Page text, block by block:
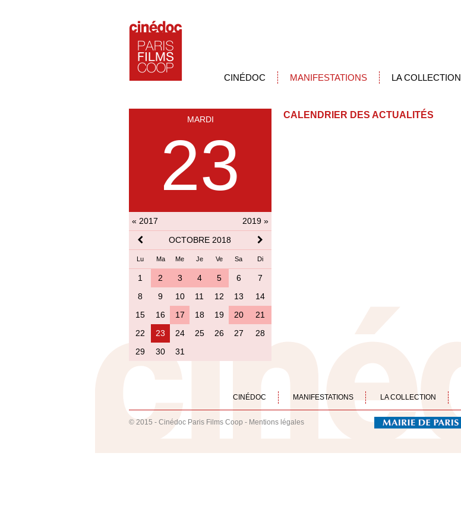
CINÉDOC MANIFESTATIONS LA COLLECTION
MARDI
23
« 2017
2019 »
OCTOBRE 2018
Lu Ma Me Je Ve Sa Di
1 2 3 4 5 6
7
8
9 10 11 12 13
14
15
16 17 18 19 20
21
22
23 24 25 26 27
28
29
30 31
CALENDRIER DES ACTUALITÉS
CINÉDOC MANIFESTATIONS LA COLLECTION
© 2015 - Cinédoc Paris Films Coop - Mentions légales